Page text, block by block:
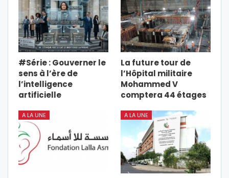
#Série : Gouverner le
sens à l’ère de
l’intelligence
artificielle
La future tour de
l’Hôpital militaire
Mohammed V
comptera 44 étages
A LA UNE A LA UNE